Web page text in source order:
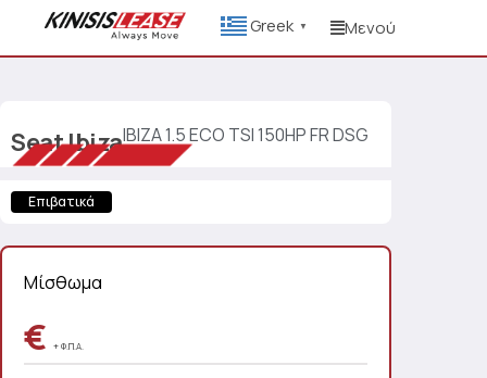
Greek ▼ Μενού
SeatIbizaIBIZA 1.5 ECO TSI 150HP FR DSG
Επιβατικά
Μίσθωμα
€ + Φ.Π.Α.